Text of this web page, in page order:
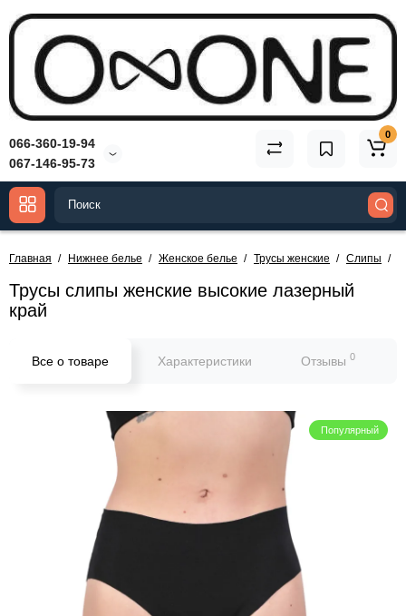
066-360-19-94
067-146-95-73
0
Главная Нижнее белье Женское белье Трусы женские Слипы
Трусы слипы женские высокие лазерный
край
Все о товаре Характеристики Отзывы 0
Популярный